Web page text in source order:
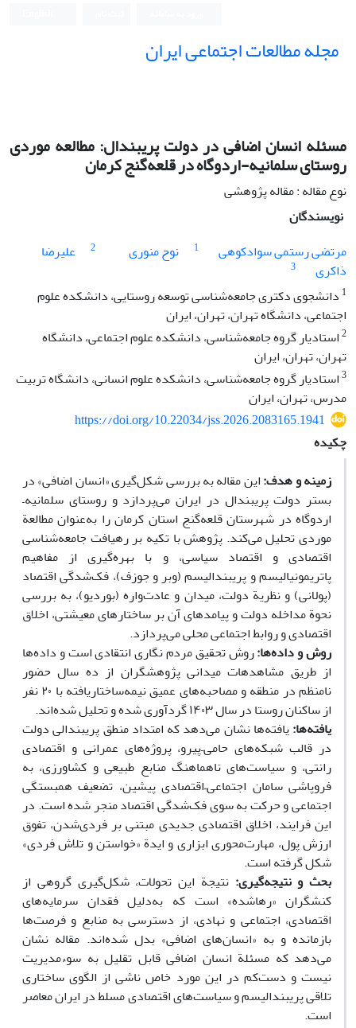
مجله مطالعات اجتماعی ایران
مسئله انسان اضافی در دولت پریبندال: مطالعه موردی
روستای سلمانیه-اردوگاه در قلعه‌گنج کرمان
نوع مقاله : مقاله پژوهشی
نویسندگان
مرتضی رستمی سوادکوهی
1 نوح منوری 2
علیرضا
ذاکری
3
1 دانشجوی دکتری جامعه‌شناسی توسعه روستایی، دانشکده علوم
اجتماعی، دانشگاه تهران، تهران، ایران
2استادیار گروه جامعه‌شناسی، دانشکده علوم اجتماعی، دانشگاه
تهران، تهران، ایران
3استادیار گروه جامعه‌شناسی، دانشکده علوم انسانی، دانشگاه تربیت
مدرس، تهران، ایران
https://doi.org/10.22034/jss.2026.2083165.1941
چکیده
زمینه و هدف:این مقاله به بررسی شکل‌گیری «انسان اضافی» در
بستر دولت پریبندال در ایران می‌پردازد و روستای سلمانیه–
اردوگاه در شهرستان قلعه‌گنج استان کرمان را به‌عنوان مطالعة
موردی تحلیل می‌کند. پژوهش با تکیه بر رهیافت جامعه‌شناسی
اقتصادی و اقتصاد سیاسی، و با بهره‌گیری از مفاهیم
پاتریمونیالیسم و پریبندالیسم (وبر و جوزف)، فک‌شدگی اقتصاد
(پولانی) و نظریة دولت، میدان و عادت‌واره (بوردیو)، به بررسی
نحوة مداخله دولت و پیامدهای آن بر ساختارهای معیشتی، اخلاق
اقتصادی و روابط اجتماعی محلی می‌پردازد.
روش و دادهها:روش تحقیق مردم نگاری انتقادی است و داده‌ها
از طریق مشاهدهات میدانی پژوهشگران از ده سال حضور
نامنظم در منطقه و مصاحبه‌های عمیق نیمه‌ساختاریافته با ۲۰نفر
از ساکنان روستا در سال۱۴۰۳گردآوری شده و تحلیل شده‌اند.
یافتهها:یافته‌ها نشان می‌دهد که امتداد منطق پریبندالی دولت
در قالب شبکه‌های حامی–پیرو، پروژه‌های عمرانی و اقتصادی
رانتی، و سیاست‌های ناهماهنگ منابع طبیعی و کشاورزی، به
فروپاشی سامان اجتماعی–اقتصادی پیشین، تضعیف همبستگی
اجتماعی و حرکت به سوی فک‌شدگی اقتصاد منجر شده است. در
این فرایند، اخلاق اقتصادی جدیدی مبتنی بر فردی‌شدن، تفوق
ارزش پول، مهارت‌محوری ابزاری و ایدة «خواستن و تلاش فردی»
شکل گرفته است.
بحث و نتیجهگیری: نتیجة این تحولات، شکل‌گیری گروهی از
کنشگران «رهاشده» است که به‌دلیل فقدان سرمایه‌های
اقتصادی، اجتماعی و نهادی، از دسترسی به منابع و فرصت‌ها
بازمانده و به «انسان‌های اضافی» بدل شده‌اند. مقاله نشان
می‌دهد که مسئلة انسان اضافی قابل تقلیل به سوء‌مدیریت
نیست و دست‌کم در این مورد خاص ناشی از الگوی ساختاری
تلاقی پریبندالیسم و سیاست‌های اقتصادی مسلط در ایران معاصر
است.